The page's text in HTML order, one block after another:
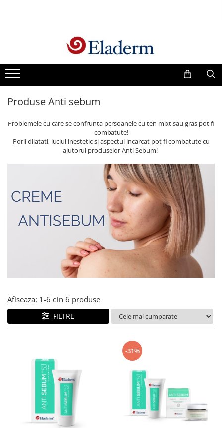
Vezi toate produsele
Creme cu protectie solara
Produse Antirid
Produse Hidratante
Antirozacee
Produse Anti sebum
Produse Antiacnee
Produse Par si Scalp
Lotiuni tonice
Produse pentru pete pigmentare
Evidence skincare
Pachete
Produse Anti sebum
Problemele cu care se confrunta persoanele cu ten mixt sau gras pot fi
combatute!
Porii dilatati, luciul inestetic si aspectul incarcat pot fi combatute cu
ajutorul produselor Anti Sebum!
Afiseaza: 1-6 din 6 produse
FILTRE
-31%